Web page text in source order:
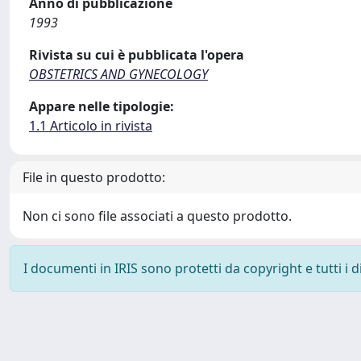
1993
Rivista su cui è pubblicata l'opera
OBSTETRICS AND GYNECOLOGY
Appare nelle tipologie:
1.1 Articolo in rivista
File in questo prodotto:
Non ci sono file associati a questo prodotto.
I documenti in IRIS sono protetti da copyright e tutti i